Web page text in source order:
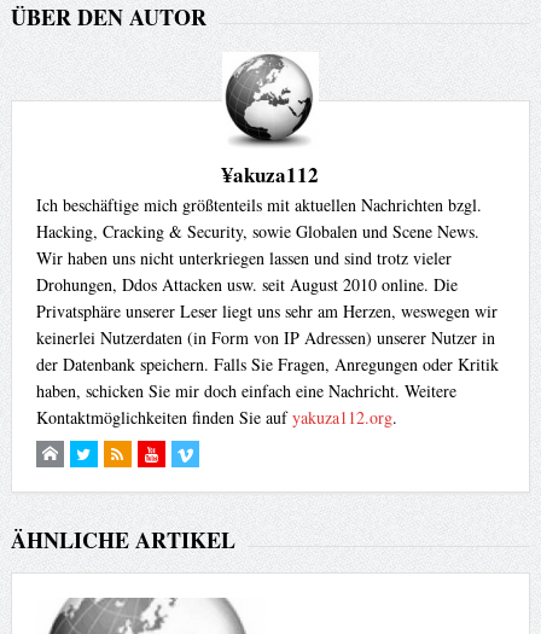
ÜBER DEN AUTOR
¥akuza112
Ich beschäftige mich größtenteils mit aktuellen Nachrichten bzgl.
Hacking, Cracking & Security, sowie Globalen und Scene News.
Wir haben uns nicht unterkriegen lassen und sind trotz vieler
Drohungen, Ddos Attacken usw. seit August 2010 online. Die
Privatsphäre unserer Leser liegt uns sehr am Herzen, weswegen wir
keinerlei Nutzerdaten (in Form von IP Adressen) unserer Nutzer in
der Datenbank speichern. Falls Sie Fragen, Anregungen oder Kritik
haben, schicken Sie mir doch einfach eine Nachricht. Weitere
Kontaktmöglichkeiten finden Sie aufyakuza112.org.
ÄHNLICHE ARTIKEL